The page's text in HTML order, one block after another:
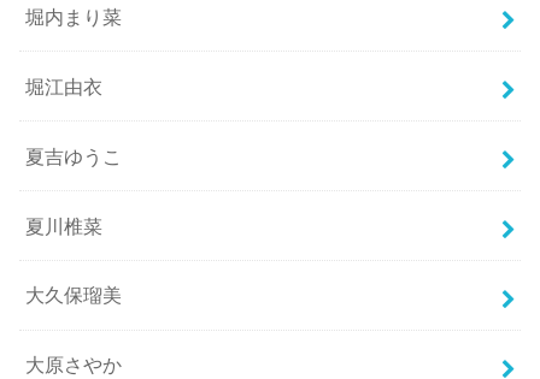
堀内まり菜
堀江由衣
夏吉ゆうこ
夏川椎菜
大久保瑠美
大原さやか